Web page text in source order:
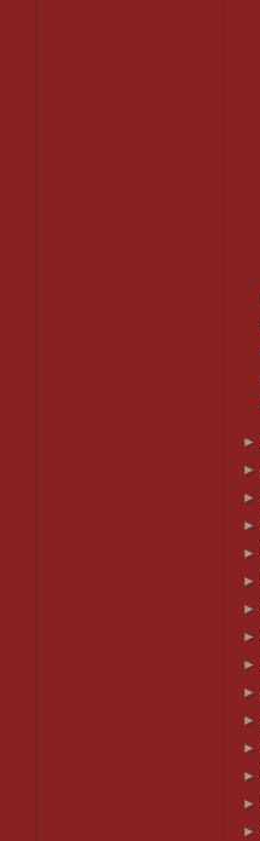
►
►
►
►
►
►
►
►
►
►
►
►
►
►
►